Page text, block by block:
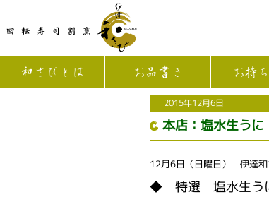
和さびとは お品書き お持
2015年12月6日
本店：塩水生うに
12月6日（日曜日） 伊達
◆ 特選 塩水生う